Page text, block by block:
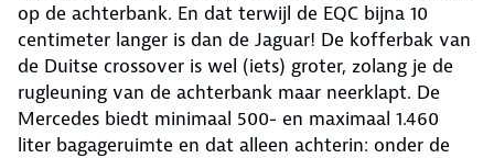
op de achterbank. En dat terwijl de EQC bijna 10
centimeter langer is dan de Jaguar! De kofferbak van
de Duitse crossover is wel (iets) groter, zolang je de
rugleuning van de achterbank maar neerklapt. De
Mercedes biedt minimaal 500- en maximaal 1.460
liter bagageruimte en dat alleen achterin: onder de